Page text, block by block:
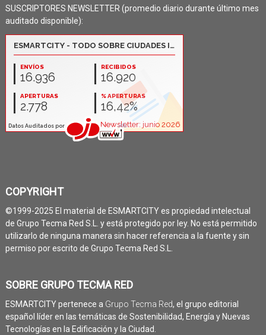
SUSCRIPTORES NEWSLETTER (promedio diario durante último mes
auditado disponible):
COPYRIGHT
©1999-2025 El material de ESMARTCITY es propiedad intelectual
de Grupo Tecma Red S.L. y está protegido por ley. No está permitido
utilizarlo de ninguna manera sin hacer referencia a la fuente y sin
permiso por escrito de Grupo Tecma Red S.L.
SOBRE GRUPO TECMA RED
ESMARTCITY pertenece a Grupo Tecma Red, el grupo editorial
español líder en las temáticas de Sostenibilidad, Energía y Nuevas
Tecnologías en la Edificación y la Ciudad.